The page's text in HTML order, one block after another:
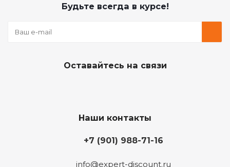
Будьте всегда в курсе!
Оставайтесь на связи
Наши контакты
+7 (901) 988-71-16
info@expert-discount.ru